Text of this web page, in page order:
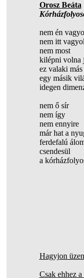
Orosz Beáta
nem én
nem itt
nem most
kilépni volna
ez valaki más
egy másik
idegen
nem ő sír
nem így
nem ennyire
már hat a
ferdefalú
csendesül
a
Hagyjon
Csak ehhez